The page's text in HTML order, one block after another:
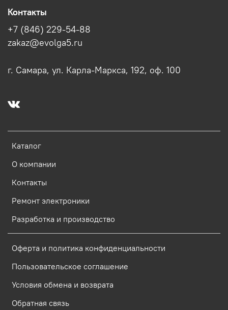
Каталог
О компании
Контакты
Ремонт электроники
Разработка и производство
Оферта и политика конфиденциальности
Пользовательское соглашение
Условия обмена и возврата
Обратная связь
Контакты
+7 (846) 229-54-88
zakaz@evolga5.ru
г. Самара, ул. Карла-Маркса, 192, оф. 100